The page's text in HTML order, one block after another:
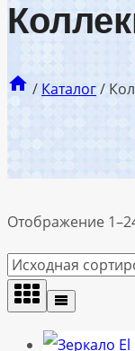
/ Каталог/
Отображение